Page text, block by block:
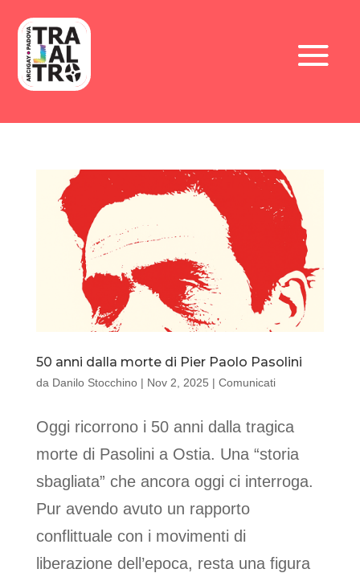
50 anni dalla morte di Pier Paolo Pasolini
da Danilo Stocchino| Nov 2, 2025 | Comunicati
Oggi ricorrono i 50 anni dalla tragica
morte di Pasolini a Ostia. Una “storia
sbagliata” che ancora oggi ci interroga.
Pur avendo avuto un rapporto
conflittuale con i movimenti di
liberazione dell’epoca, resta una figura